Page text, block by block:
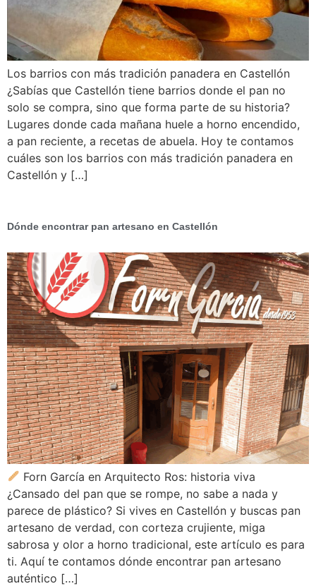
Los barrios con más tradición panadera en Castellón
¿Sabías que Castellón tiene barrios donde el pan no
solo se compra, sino que forma parte de su historia?
Lugares donde cada mañana huele a horno encendido,
a pan reciente, a recetas de abuela. Hoy te contamos
cuáles son los barrios con más tradición panadera en
Castellón y […]
Dónde encontrar pan artesano en Castellón
Forn García en Arquitecto Ros: historia viva
¿Cansado del pan que se rompe, no sabe a nada y
parece de plástico? Si vives en Castellón y buscas pan
artesano de verdad, con corteza crujiente, miga
sabrosa y olor a horno tradicional, este artículo es para
ti. Aquí te contamos dónde encontrar pan artesano
auténtico […]